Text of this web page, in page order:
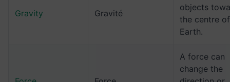
Gravity Gravité
objects
the centre
Earth.
A force can
change the